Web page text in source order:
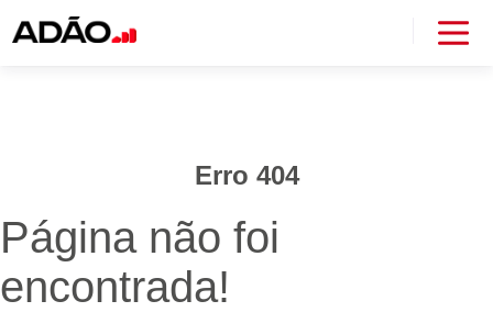
Erro 404
Página não foi
encontrada!